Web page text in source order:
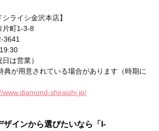
ライシ金沢本店】
片町1-3-8
3641
は営業）
が用意されている場合があります（時期に
www.diamond-shiraishi.jp/
ザインから選びたいなら「I-